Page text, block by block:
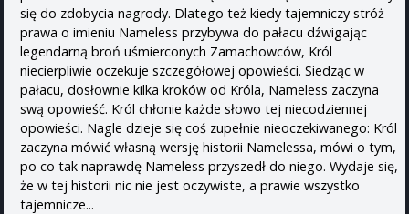
się do zdobycia nagrody. Dlatego też kiedy tajemniczy stróż
prawa o imieniu Nameless przybywa do pałacu dźwigając
legendarną broń uśmierconych Zamachowców, Król
niecierpliwie oczekuje szczegółowej opowieści. Siedząc w
pałacu, dosłownie kilka kroków od Króla, Nameless zaczyna
swą opowieść. Król chłonie każde słowo tej niecodziennej
opowieści. Nagle dzieje się coś zupełnie nieoczekiwanego: Król
zaczyna mówić własną wersję historii Namelessa, mówi o tym,
po co tak naprawdę Nameless przyszedł do niego. Wydaje się,
że w tej historii nic nie jest oczywiste, a prawie wszystko
tajemnicze...